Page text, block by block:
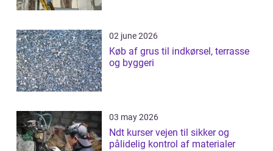
02 june 2026
Køb af grus til indkørsel, terrasse
og byggeri
03 may 2026
Ndt kurser vejen til sikker og
pålidelig kontrol af materialer